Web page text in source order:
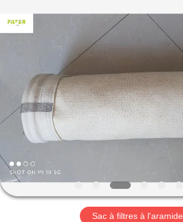
MAISON
PRODUITS
PROPOS
DE
NOUS
Filter
Environmental
Technology
Sac à filtres à l'aramide